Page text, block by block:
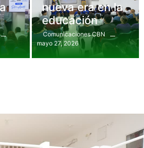
nueva era en la
educación
Comunicaciones CBN
mayo 27, 2026